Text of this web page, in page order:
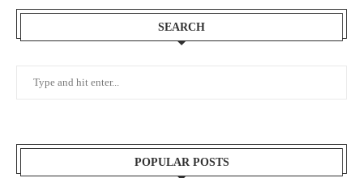
SEARCH
POPULAR POSTS